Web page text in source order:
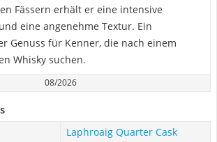
Fässern erhält er eine intensive
eine angenehme Textur. Ein
Genuss für Kenner, die nach einem
Whisky suchen.
08/2026
Laphroaig Quarter Cask